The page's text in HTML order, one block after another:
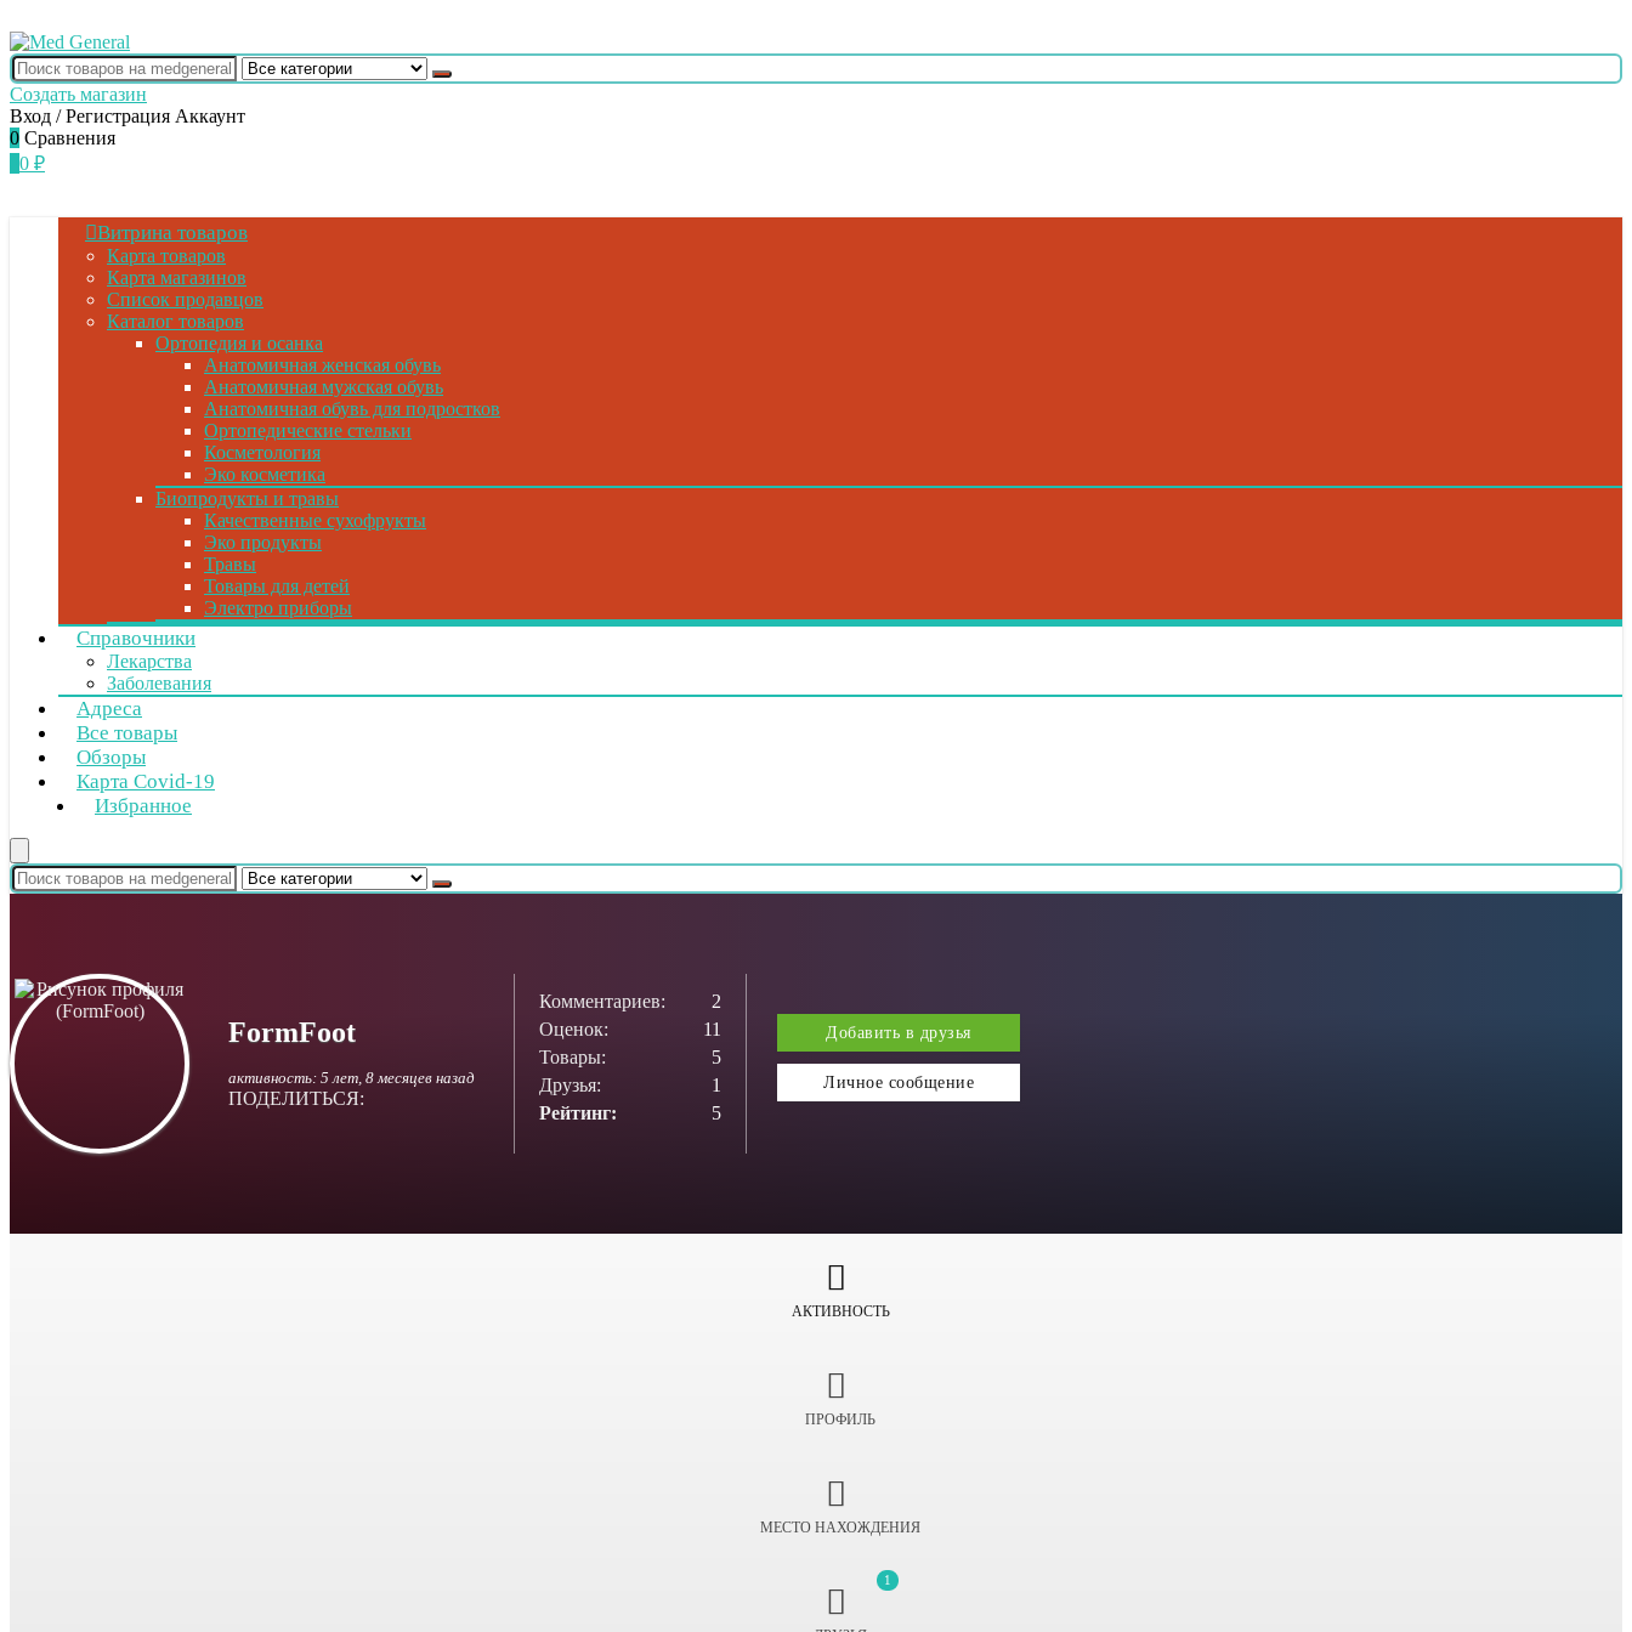
Создать магазин
Вход / Регистрация Аккаунт
0 Сравнения
0 ₽
Витрина товаров
Карта товаров
Карта магазинов
Список продавцов
Каталог товаров
Ортопедия и осанка
Анатомичная женская обувь
Анатомичная мужская обувь
Анатомичная обувь для подростков
Ортопедические стельки
Косметология
Эко косметика
Биопродукты и травы
Качественные сухофрукты
Эко продукты
Травы
Товары для детей
Электро приборы
Справочники
Лекарства
Заболевания
Адреса
Все товары
Обзоры
Карта Covid-19
Избранное
FormFoot
активность: 5 лет, 8 месяцев назад
ПОДЕЛИТЬСЯ:
Комментариев:
2
Оценок:
11
Товары:
5
Друзья:
1
Рейтинг:
5
Добавить в друзья
Личное сообщение
АКТИВНОСТЬ
ПРОФИЛЬ
МЕСТО НАХОЖДЕНИЯ
1